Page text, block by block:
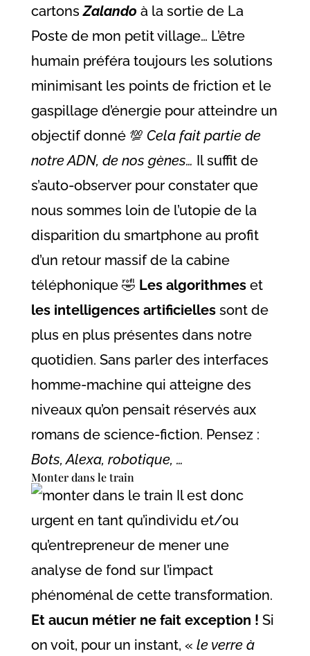
cartonsZalando à la sortie de La
Poste de mon petit village… L’être
humain préféra toujours les solutions
minimisant les points de friction et le
gaspillage d’énergie pour atteindre un
objectif donné 💯 Cela fait partie de
notre ADN, de nos gènes… Il suffit de
s’auto-observer pour constater que
nous sommes loin de l’utopie de la
disparition du smartphone au profit
d’un retour massif de la cabine
téléphonique 🤣 Les algorithmeset
les intelligences artificiellessont de
plus en plus présentes dans notre
quotidien. Sans parler des interfaces
homme-machine qui atteigne des
niveaux qu’on pensait réservés aux
romans de science-fiction. Pensez :
Bots, Alexa, robotique, …
Monter dans le train
Il est donc
urgent en tant qu’individu et/ou
qu’entrepreneur de mener une
analyse de fond sur l’impact
phénoménal de cette transformation.
Et aucun métier ne fait exception ! Si
on voit, pour un instant, « le verre à